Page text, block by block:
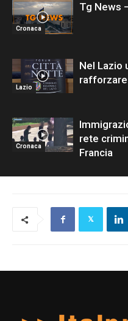
Cronaca
Tg News
Lazio
Nel Lazio
Cronaca
rete
Francia